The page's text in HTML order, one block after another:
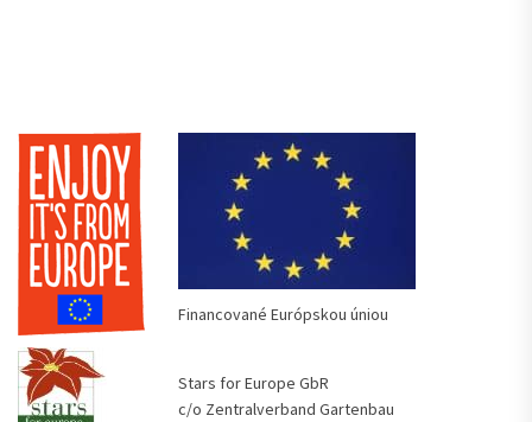
Financované Európskou úniou
Stars for Europe GbR
c/o Zentralverband Gartenbau